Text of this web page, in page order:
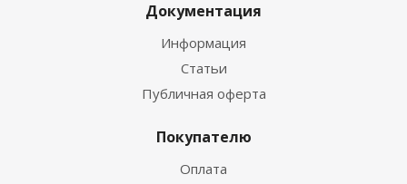
Документация
Информация
Статьи
Публичная оферта
Покупателю
Оплата